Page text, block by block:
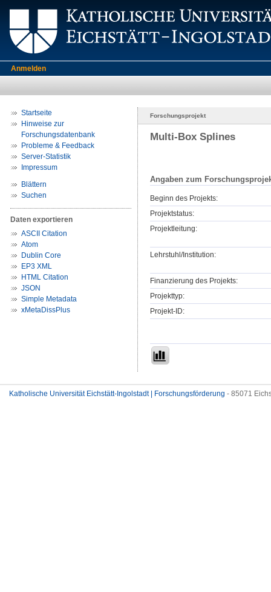
Anmelden
Startseite
Hinweise zur
Forschungsdatenbank
Probleme & Feedback
Server-Statistik
Impressum
Blättern
Suchen
Daten exportieren
ASCII Citation
Atom
Dublin Core
EP3 XML
HTML Citation
JSON
Simple Metadata
xMetaDissPlus
Forschungsprojekt
Multi-Box Splines
Angaben zum
Beginn des Projekts:
Projektstatus:
Projektleitung:
Lehrstuhl/Institution:
Finanzierung des Projekts:
Projekttyp:
Projekt-ID:
Katholische Universität Eichstätt-Ingolstadt | Forschungsförderung - 85071